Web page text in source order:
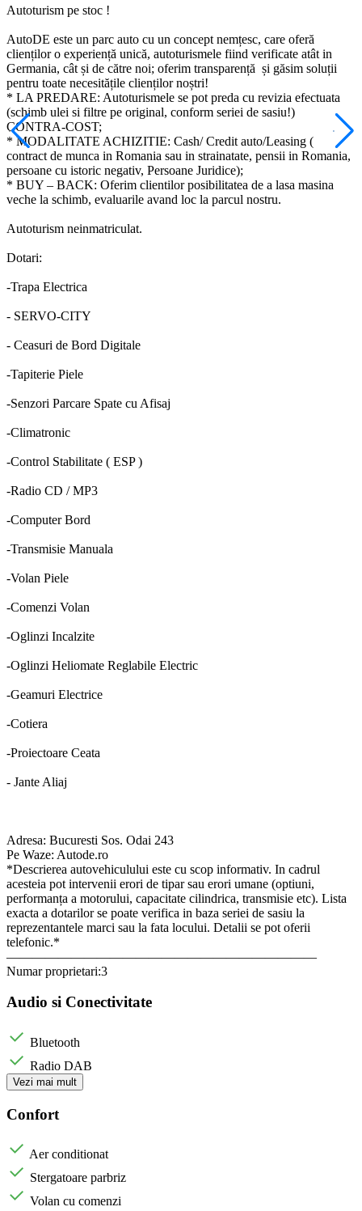
Autoturism pe stoc !
AutoDE este un parc auto cu un concept nemțesc, care oferă
clienților o experiență unică, autoturismele fiind verificate atât in
Germania, cât și de către noi; oferim transparență și găsim soluții
pentru toate necesitățile clienților noștri!
* LA PREDARE: Autoturismele se pot preda cu revizia efectuata
(schimb ulei si filtre pe original, conform seriei de sasiu!)
CONTRA-COST;
* MODALITATE ACHIZITIE: Cash/ Credit auto/Leasing (
contract de munca in Romania sau in strainatate, pensii in Romania,
persoane cu istoric negativ, Persoane Juridice);
* BUY – BACK: Oferim clientilor posibilitatea de a lasa masina
veche la schimb, evaluarile avand loc la parcul nostru.
Autoturism neinmatriculat.
Dotari:
-Trapa Electrica
- SERVO-CITY
- Ceasuri de Bord Digitale
-Tapiterie Piele
-Senzori Parcare Spate cu Afisaj
-Climatronic
-Control Stabilitate ( ESP )
-Radio CD / MP3
-Computer Bord
-Transmisie Manuala
-Volan Piele
-Comenzi Volan
-Oglinzi Incalzite
-Oglinzi Heliomate Reglabile Electric
-Geamuri Electrice
-Cotiera
-Proiectoare Ceata
- Jante Aliaj
Adresa: Bucuresti Sos. Odai 243
Pe Waze: Autode.ro
*Descrierea autovehiculului este cu scop informativ. In cadrul
acesteia pot intervenii erori de tipar sau erori umane (optiuni,
performanța a motorului, capacitate cilindrica, transmisie etc). Lista
exacta a dotarilor se poate verifica in baza seriei de sasiu la
reprezentantele marci sau la fata locului. Detalii se pot oferii
telefonic.*
————————————————————————
Numar proprietari:3
Audio si Conectivitate
Bluetooth
Radio DAB
Vezi mai mult
Confort
Aer conditionat
Stergatoare parbriz
Volan cu comenzi